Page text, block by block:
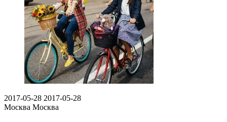
2017-05-28 2017-05-28
Москва Москва